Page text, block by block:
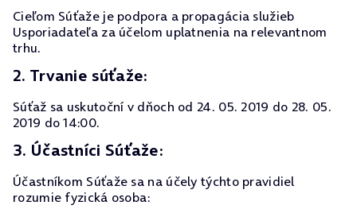
Cieľom Súťaže je podpora a propagácia služieb
Usporiadateľa za účelom uplatnenia na relevantnom
trhu.
2. Trvanie súťaže:
Súťaž sa uskutoční v dňoch od 24. 05. 2019 do 28. 05.
2019 do 14:00.
3. Účastníci Súťaže:
Účastníkom Súťaže sa na účely týchto pravidiel
rozumie fyzická osoba: